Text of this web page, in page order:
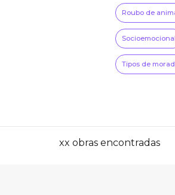
Roubo de
Socioemocional
Tipos de
xx obras encontradas